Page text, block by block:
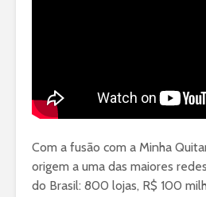
Com a fusão com a Minha
origem a uma das maiores
do Brasil: 800 lojas, R$ 100